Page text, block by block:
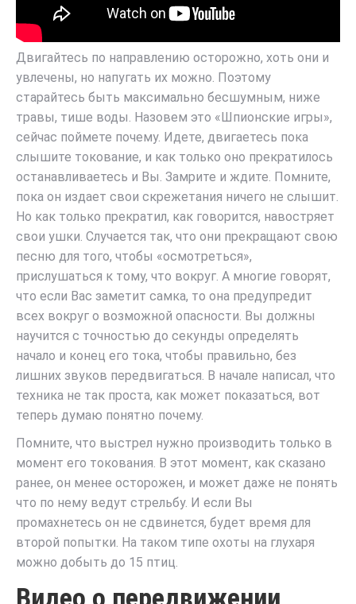
Двигайтесь по направлению осторожно, хоть они и
увлечены, но напугать их можно. Поэтому
старайтесь быть максимально бесшумным, ниже
травы, тише воды. Назовем это «Шпионские игры»,
сейчас поймете почему. Идете, двигаетесь пока
слышите токование, и как только оно прекратилось
останавливаетесь и Вы. Замрите и ждите. Помните,
пока он издает свои скрежетания ничего не слышит.
Но как только прекратил, как говорится, навостряет
свои ушки. Случается так, что они прекращают свою
песню для того, чтобы «осмотреться»,
прислушаться к тому, что вокруг. А многие говорят,
что если Вас заметит самка, то она предупредит
всех вокруг о возможной опасности. Вы должны
научится с точностью до секунды определять
начало и конец его тока, чтобы правильно, без
лишних звуков передвигаться. В начале написал, что
техника не так проста, как может показаться, вот
теперь думаю понятно почему.
Помните, что выстрел нужно производить только в
момент его токования. В этот момент, как сказано
ранее, он менее осторожен, и может даже не понять
что по нему ведут стрельбу. И если Вы
промахнетесь он не сдвинется, будет время для
второй попытки. На таком типе охоты на глухаря
можно добыть до 15 птиц.
Видео о передвижении